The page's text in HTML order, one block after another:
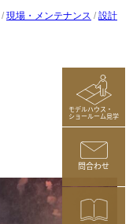
モデルハウス・
ショールーム見学
問合わせ
/ 現場・メンテナンス / 設計